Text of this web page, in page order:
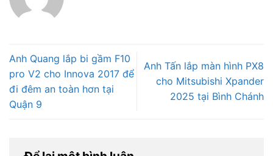
Anh Quang lắp bi gầm F10
pro V2 cho Innova 2017 để
đi đêm an toàn hơn tại
Quận 9
Anh Tấn lắp màn hình PX8
cho Mitsubishi Xpander
2025 tại Bình Chánh